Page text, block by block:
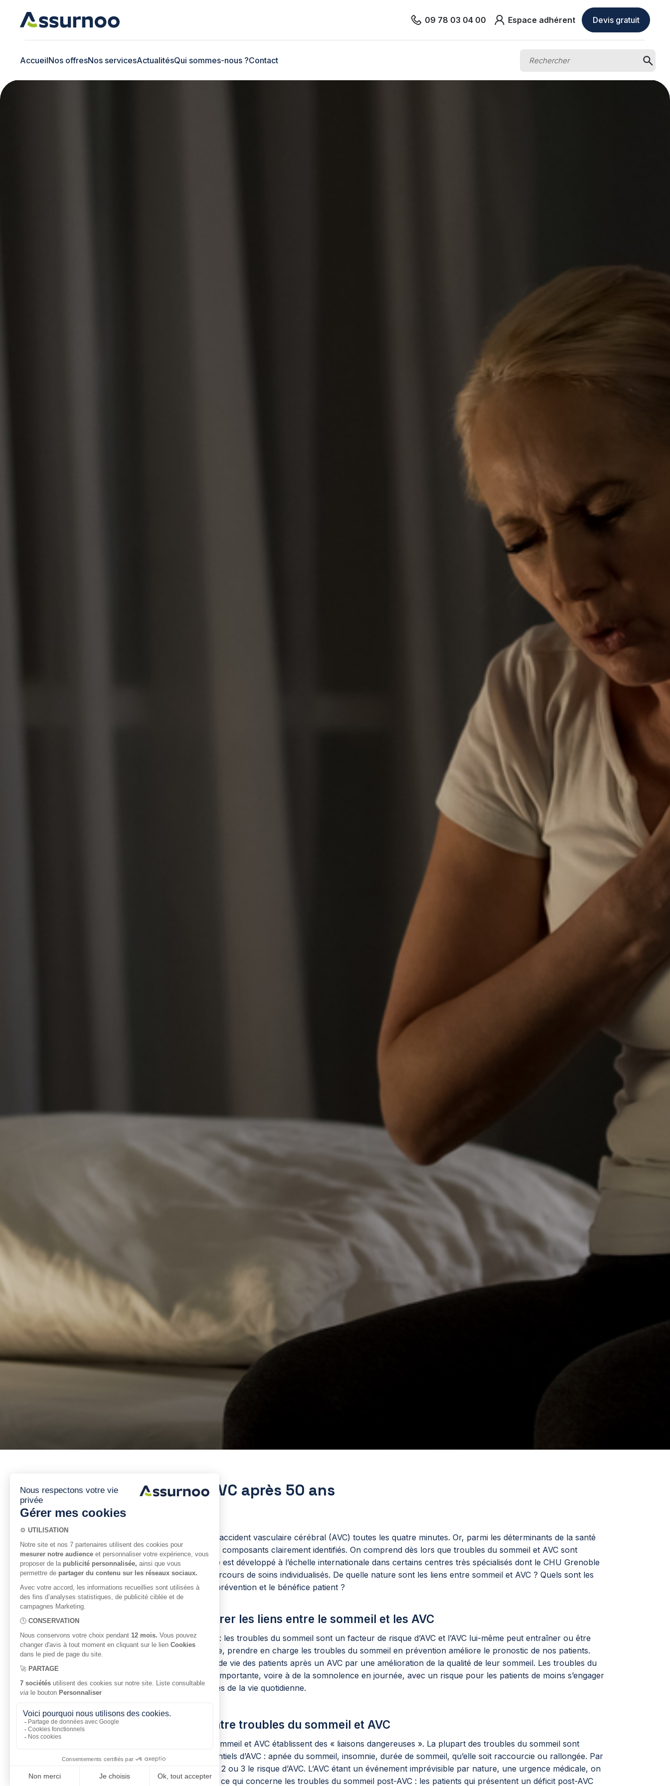
09 78 03 04 00 Espace adhérent Devis gratuit
AccueilNos offresNos servicesActualitésQui sommes-nous ?Contact
Sommeil et risque d'AVC après 50 ans
En France, on estime qu’un adulte fait un accident vasculaire cérébral (AVC) toutes les quatre minutes. Or, parmi les déterminants de la santé
cardiovasculaire, le sommeil est l’un des 8 composants clairement identifiés. On comprend dès lors que troubles du sommeil et AVC sont
étroitement liés. Ce domaine de recherche est développé à l’échelle internationale dans certains centres très spécialisés dont le CHU Grenoble
Alpes, dans l’objectif final de créer des parcours de soins individualisés. De quelle nature sont les liens entre sommeil et AVC ? Quels sont les
enjeux des recherches en cours pour la prévention et le bénéfice patient ?
Les raisons poussant à explorer les liens entre le sommeil et les AVC
Sommeil et AVC ont un lien bidirectionnel : les troubles du sommeil sont un facteur de risque d’AVC et l’AVC lui-même peut entraîner ou être
associé à des troubles du sommeil. Ensuite, prendre en charge les troubles du sommeil en prévention améliore le pronostic de nos patients.
Enfin, il est possible d’améliorer la qualité de vie des patients après un AVC par une amélioration de la qualité de leur sommeil. Les troubles du
sommeil sont associés à une fatigue plus importante, voire à de la somnolence en journée, avec un risque pour les patients de moins s’engager
dans leurs activités de rééducation et celles de la vie quotidienne.
Nature et impact des liens entre troubles du sommeil et AVC
Les données montrent que troubles du sommeil et AVC établissent des « liaisons dangereuses ». La plupart des troubles du sommeil sont
reconnus comme facteurs de risque potentiels d’AVC : apnée du sommeil, insomnie, durée de sommeil, qu’elle soit raccourcie ou rallongée. Par
exemple, l’apnée du sommeil multiplie par 2 ou 3 le risque d’AVC. L’AVC étant un événement imprévisible par nature, une urgence médicale, on
dispose de beaucoup plus de données en ce qui concerne les troubles du sommeil post-AVC : les patients qui présentent un déficit post-AVC